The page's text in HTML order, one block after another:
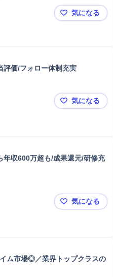
【住友
気になる
評価/フォロー体制充実
【池田/
気になる
収600万超も/成果還元/研修充
ST【大
気になる
ム市場◎／業界トップクラスの